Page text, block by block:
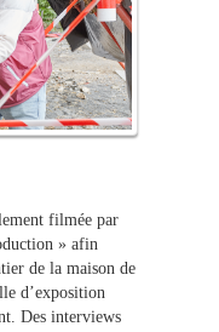
filmée par
» afin
de la maison de
d’exposition
Des interviews